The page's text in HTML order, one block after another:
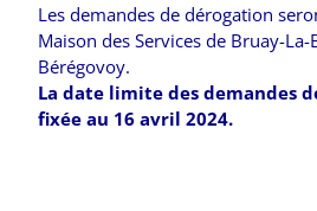
Les demandes de dérogation
Maison des Services de Bruay-
Bérégovoy.
La date limite des demandes
fixée au 16 avril 2024.